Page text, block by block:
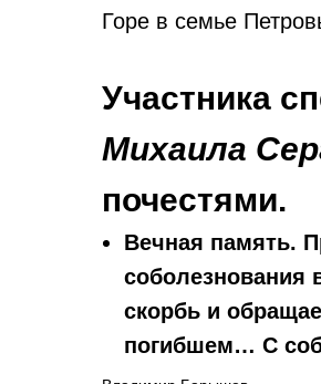
Горе в семье
Участника
Михаила
почестями.
Вечная память.
соболезнования
скорбь и
погибшем… С